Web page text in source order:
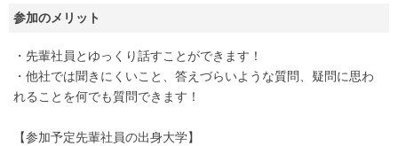
参加のメリット
・先輩社員とゆっくり話すことができます！
・他社では聞きにくいこと、答えづらいような質問、疑問に思わ
れることを何でも質問できます！
【参加予定先輩社員の出身大学】